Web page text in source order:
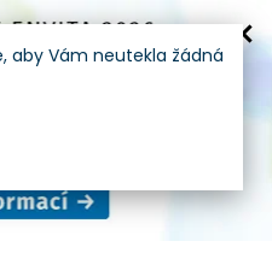
aby Vám neutekla žádná